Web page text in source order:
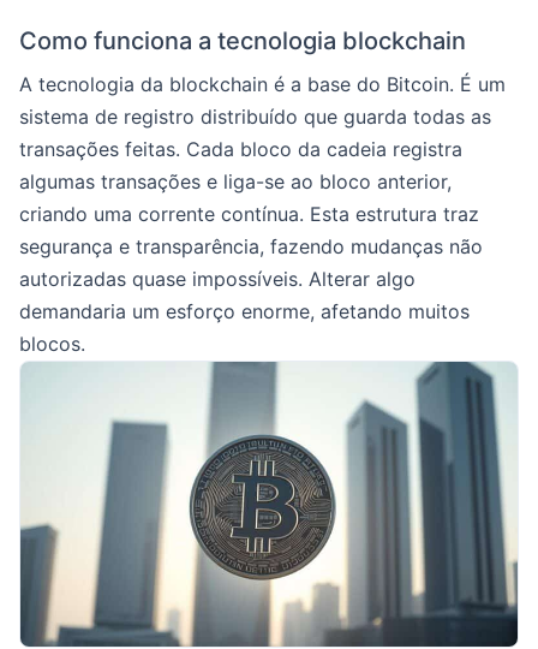
Como funciona a tecnologia blockchain
A tecnologia da blockchain é a base do Bitcoin. É um
sistema de registro distribuído que guarda todas as
transações feitas. Cada bloco da cadeia registra
algumas transações e liga-se ao bloco anterior,
criando uma corrente contínua. Esta estrutura traz
segurança e transparência, fazendo mudanças não
autorizadas quase impossíveis. Alterar algo
demandaria um esforço enorme, afetando muitos
blocos.